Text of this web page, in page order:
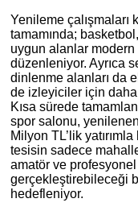
Yenileme çalışmaları
tamamında;
uygun alanlar
düzenleniyor. Ayrıca
dinlenme alanları da
de izleyiciler için
Kısa sürede
spor salonu,
Milyon TL’lik
tesisin sadece
amatör ve profesyonel
gerçekleştirebileceği
hedefleniyor.